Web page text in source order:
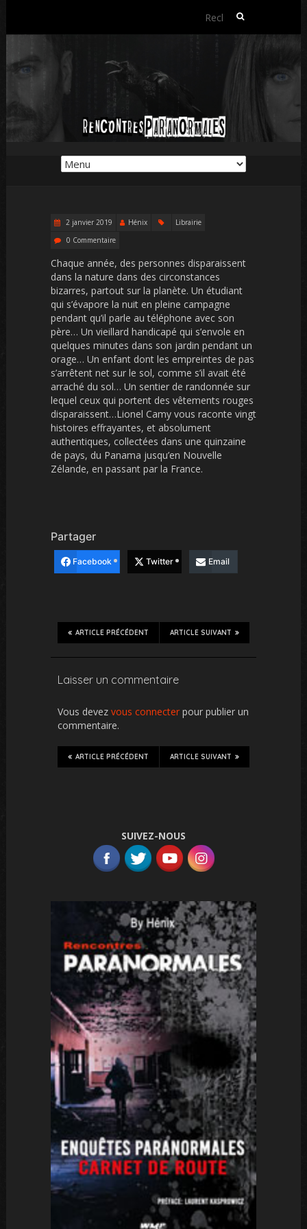
Rechercher :
2 janvier 2019 Hénix
Librairie
0 Commentaire
Chaque année, des personnes disparaissent
dans la nature dans des circonstances
bizarres, partout sur la planète. Un étudiant
qui s’évapore la nuit en pleine campagne
pendant qu’il parle au téléphone avec son
père… Un vieillard handicapé qui s’envole en
quelques minutes dans son jardin pendant un
orage… Un enfant dont les empreintes de pas
s’arrêtent net sur le sol, comme s’il avait été
arraché du sol… Un sentier de randonnée sur
lequel ceux qui portent des vêtements rouges
disparaissent…Lionel Camy vous raconte vingt
histoires effrayantes, et absolument
authentiques, collectées dans une quinzaine
de pays, du Panama jusqu’en Nouvelle
Zélande, en passant par la France.
Partager
Facebook Twitter Email
ARTICLE SUIVANT
ARTICLE PRÉCÉDENT
Laisser un commentaire
Vous devez vous connecter pour publier un
commentaire.
ARTICLE SUIVANT
ARTICLE PRÉCÉDENT
SUIVEZ-NOUS